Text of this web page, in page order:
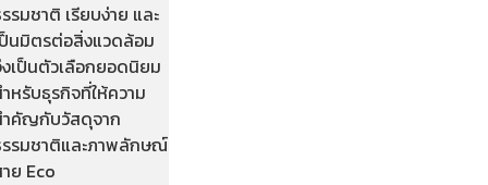
รมชาติ เรียบง่าย และ
นมิตรต่อสิ่งแวดล้อม
เป็นตัวเลือกยอดนิยม
หรับธุรกิจที่ให้ความ
คัญกับวัสดุจาก
รมชาติและภาพลักษณ์
ย Eco